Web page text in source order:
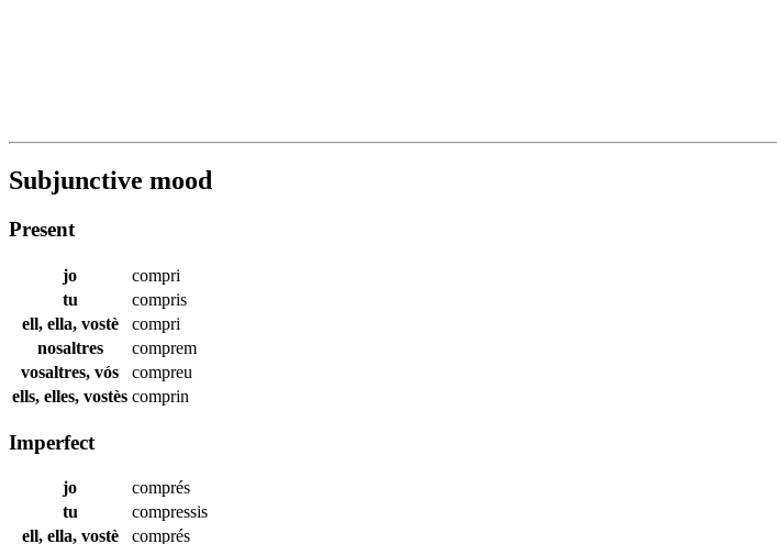
Subjunctive mood
Present
jo
compri
tu
compris
ell, ella, vostè
compri
nosaltres
comprem
vosaltres, vós
compreu
ells, elles, vostès comprin
Imperfect
jo
comprés
tu
compressis
ell, ella, vostè
comprés